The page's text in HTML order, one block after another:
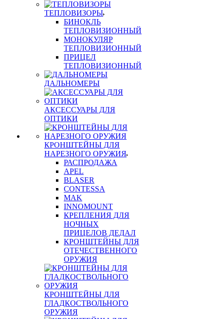
ТЕПЛОВИЗОРЫ
БИНОКЛЬ
ТЕПЛОВИЗИОННЫЙ
МОНОКУЛЯР
ТЕПЛОВИЗИОННЫЙ
ПРИЦЕЛ
ТЕПЛОВИЗИОННЫЙ
ДАЛЬНОМЕРЫ
АКСЕССУАРЫ ДЛЯ
ОПТИКИ
КРОНШТЕЙНЫ ДЛЯ
НАРЕЗНОГО ОРУЖИЯ
РАСПРОДАЖА
APEL
BLASER
CONTESSA
MAK
INNOMOUNT
КРЕПЛЕНИЯ ДЛЯ
НОЧНЫХ
ПРИЦЕЛОВ ДЕДАЛ
КРОНШТЕЙНЫ ДЛЯ
ОТЕЧЕСТВЕННОГО
ОРУЖИЯ
КРОНШТЕЙНЫ ДЛЯ
ГЛАДКОСТВОЛЬНОГО
ОРУЖИЯ